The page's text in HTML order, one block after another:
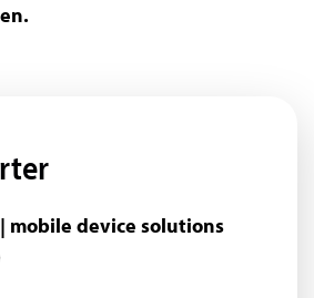
| mobile device solutions